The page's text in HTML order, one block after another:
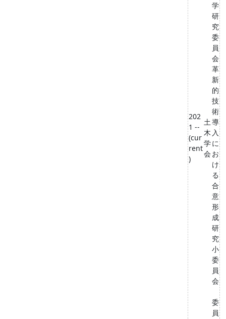
202
1 --
(cur
rent
)
土
木
学
会
学
研
究
委
員
会
革
新
的
技
術
導
入
に
お
け
る
合
意
形
成
研
究
小
委
員
会
委
員